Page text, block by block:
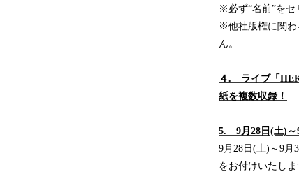
※必ず“名前”をセ
※他社版権に関わ
ん。
４. ライブ「
紙を複数収録！
5. 9月28日(土)～
9月28日(土)～9月
をお付けいたしま